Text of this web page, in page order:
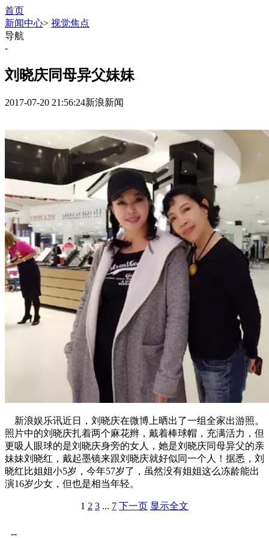
首页
新闻中心> 视觉焦点
导航
-
刘晓庆同母异父妹妹
2017-07-20 21:56:24新浪新闻
新浪娱乐讯近日，刘晓庆在微博上晒出了一组全家出游照。
照片中的刘晓庆扎着两个麻花辫，戴着棒球帽，充满活力，但
更吸人眼球的是刘晓庆身旁的女人，她是刘晓庆同母异父的亲
妹妹刘晓红，戴起墨镜来跟刘晓庆就好似同一个人！据悉，刘
晓红比姐姐小5岁，今年57岁了，虽然没有姐姐这么冻龄能出
演16岁少女，但也是相当年轻。
1 2 3 ... 7 下一页 显示全文
--